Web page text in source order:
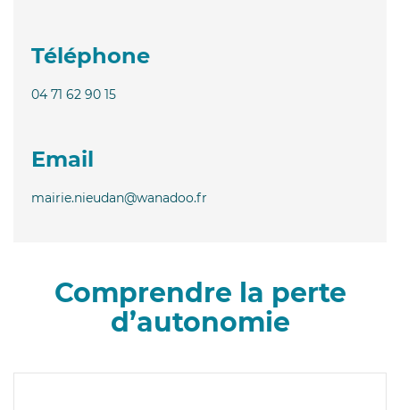
Téléphone
04 71 62 90 15
Email
mairie.nieudan@wanadoo.fr
Comprendre la perte
d’autonomie